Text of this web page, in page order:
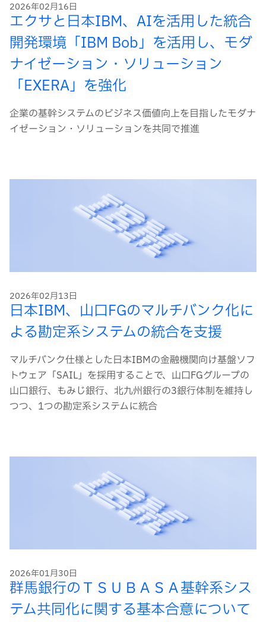
2026年02月16日
エクサと日本IBM、AIを活用した統合
開発環境「IBM Bob」を活用し、モダ
ナイゼーション・ソリューション
「EXERA」を強化
企業の基幹システムのビジネス価値向上を目指したモダナ
イゼーション・ソリューションを共同で推進
2026年02月13日
日本IBM、山口FGのマルチバンク化に
よる勘定系システムの統合を支援
マルチバンク仕様とした日本IBMの金融機関向け基盤ソフ
トウェア「SAIL」を採用することで、山口FGグループの
山口銀行、もみじ銀行、北九州銀行の3銀行体制を維持し
つつ、1つの勘定系システムに統合
2026年01月30日
群馬銀行のＴＳＵＢＡＳＡ基幹系シス
テム共同化に関する基本合意について